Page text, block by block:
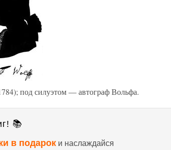
под силуэтом — автограф Вольфа.
📚
в подарок и наслаждайся